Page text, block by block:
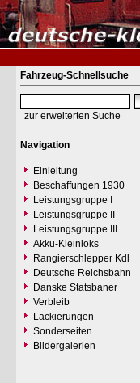
Fahrzeug-Schnellsuche
zur erweiterten Suche
Navigation
Einleitung
Beschaffungen 1930
Leistungsgruppe I
Leistungsgruppe II
Leistungsgruppe III
Akku-Kleinloks
Rangierschlepper Kdl
Deutsche Reichsbahn
Danske Statsbaner
Verbleib
Lackierungen
Sonderseiten
Bildergalerien